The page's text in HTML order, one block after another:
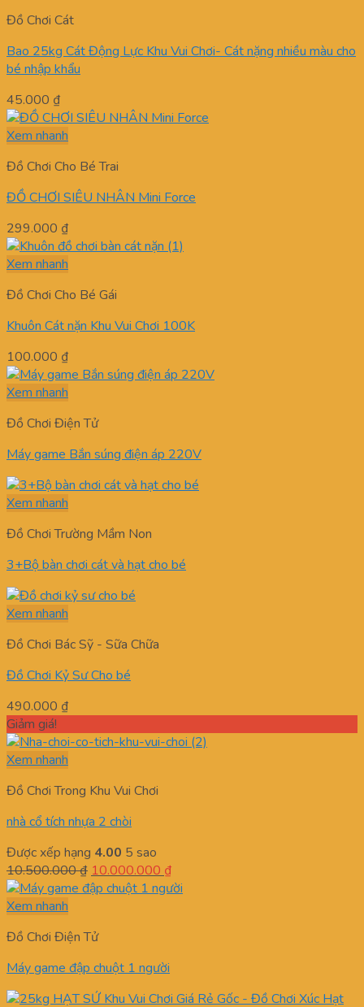
Đồ Chơi Cát
Bao 25kg Cát Động Lực Khu Vui Chơi- Cát nặng nhiều màu cho
bé nhập khẩu
45.000 ₫
Xem nhanh
Đồ Chơi Cho Bé Trai
ĐỒ CHƠI SIÊU NHÂN Mini Force
299.000 ₫
Xem nhanh
Đồ Chơi Cho Bé Gái
Khuôn Cát nặn Khu Vui Chơi 100K
100.000 ₫
Xem nhanh
Đồ Chơi Điện Tử
Máy game Bắn súng điện áp 220V
Xem nhanh
Đồ Chơi Trường Mầm Non
3+Bộ bàn chơi cát và hạt cho bé
Xem nhanh
Đồ Chơi Bác Sỹ - Sữa Chữa
Đồ Chơi Kỷ Sư Cho bé
490.000 ₫
Giảm giá!
Xem nhanh
Đồ Chơi Trong Khu Vui Chơi
nhà cổ tích nhựa 2 chòi
Được xếp hạng 4.00 5 sao
10.500.000₫ Giá
gốc
10.000.000 ₫
hiện
Xem nhanh
Đồ Chơi Điện Tử
Máy game đập chuột 1 người